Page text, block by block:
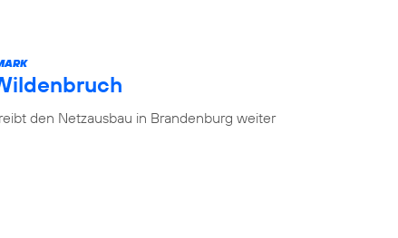
den Netzausbau in Brandenburg weiter